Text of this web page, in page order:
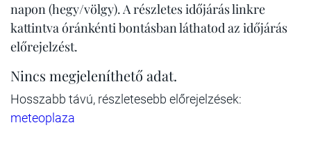
napon (hegy/völgy). A részletes időjárás linkre
kattintva óránkénti bontásban láthatod az időjárás
előrejelzést.
Nincs megjeleníthető adat.
Hosszabb távú, részletesebb előrejelzések:
meteoplaza